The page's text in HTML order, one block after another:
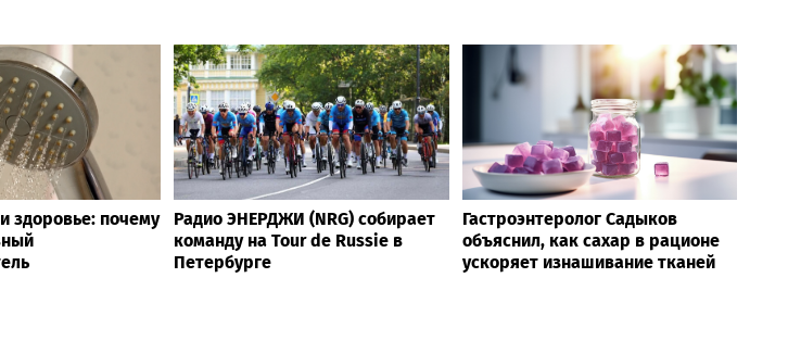
здоровье: почему
Радио ЭНЕРДЖИ (NRG) собирает
команду на Tour de Russie в
Петербурге
Гастроэнтеролог Садыков
объяснил, как сахар в рационе
ускоряет изнашивание тканей